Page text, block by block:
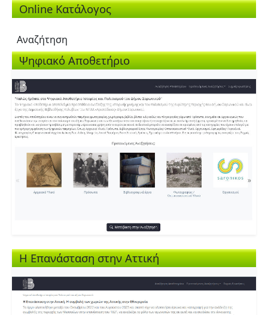
Online Κατάλογος
Αναζήτηση
Ψηφιακό Αποθετήριο
Η Επανάσταση στην Αττική